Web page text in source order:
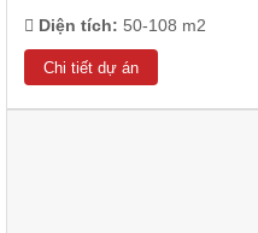
Diện tích: 50-108 m2
Chi tiết dự án